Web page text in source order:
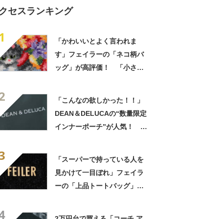
セスランキング
「かわいいとよく言われま
す」フェイラーの「ネコ柄バ
ッグ」が高評価！ 「小さす
「こんなの欲しかった！！」
DEAN＆DELUCAの“数量限定
インナーポーチ”が人気！
「スーパーで持っている人を
見かけて一目ぼれ」フェイラ
ーの「上品トートバッグ」が